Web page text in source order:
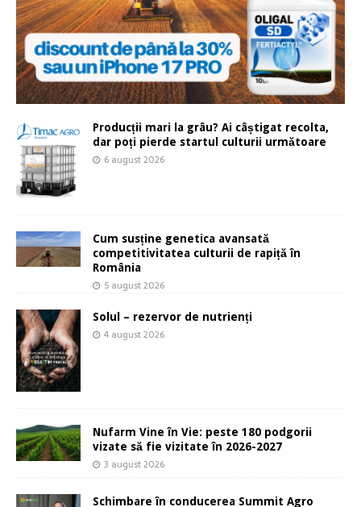
Producții mari la grâu? Ai câștigat recolta,
dar poți pierde startul culturii următoare
6 august 2026
Cum susține genetica avansată
competitivitatea culturii de rapiță în
România
5 august 2026
Solul – rezervor de nutrienți
4 august 2026
Nufarm Vine în Vie: peste 180 podgorii
vizate să fie vizitate în 2026-2027
3 august 2026
Schimbare în conducerea Summit Agro